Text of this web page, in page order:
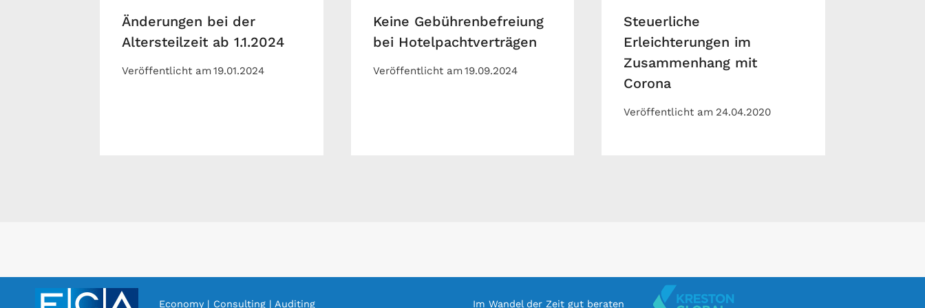
Änderungen bei der
Altersteilzeit ab 1.1.2024
Veröffentlicht am19.01.2024
Keine Gebührenbefreiung
bei Hotelpachtverträgen
Veröffentlicht am19.09.2024
Steuerliche
Erleichterungen im
Zusammenhang mit
Corona
Veröffentlicht am 24.04.2020
Economy | Consulting | Auditing Im Wandel der Zeit gut beraten